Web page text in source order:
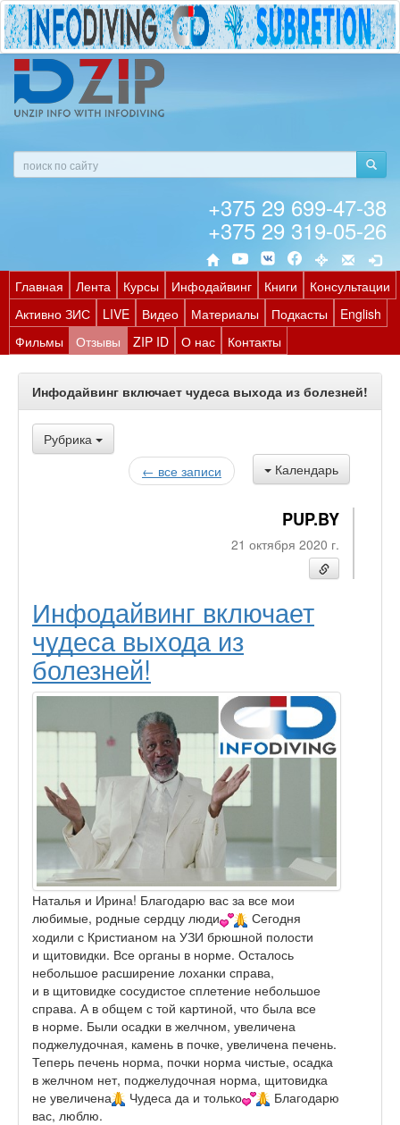
+375 29 699-47-38
+375 29 319-05-26
Главная Лента Курсы Инфодайвинг Книги
Консультации
Активно ЗИС
LIVE Видео Материалы Подкасты
English
Фильмы
Отзывы ZIP ID О нас Контакты
Инфодайвинг включает чудеса выхода из болезней!
Рубрика
Календарь
← все записи
PUP.BY
21 октября 2020 г.
Инфодайвинг включает
чудеса выхода из
болезней!
Наталья и Ирина! Благодарю вас за все мои
любимые, родные сердцу люди
Сегодня
ходили с Кристианом на УЗИ брюшной полости
и щитовидки. Все органы в норме. Осталось
небольшое расширение лоханки справа,
и в щитовидке сосудистое сплетение небольшое
справа. А в общем с той картиной, что была все
в норме. Были осадки в желчном, увеличена
поджелудочная, камень в почке, увеличена печень.
Теперь печень норма, почки норма чистые, осадка
в желчном нет, поджелудочная норма, щитовидка
не увеличена
Чудеса да и только
Благодарю
вас, люблю.